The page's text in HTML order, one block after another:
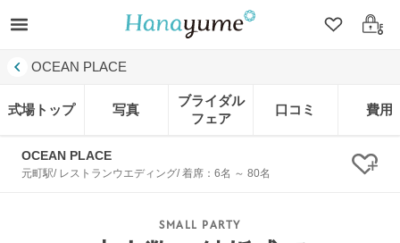
クリップ
ログ
OCEAN PLACE
式場トップ 写真
ブライダル
フェア
口コミ 費用
OCEAN PLACE
元町駅/ レストランウエディング/ 着席：6名 ～ 80名 ク